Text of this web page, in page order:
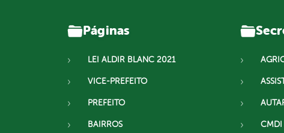
Páginas
LEI ALDIR BLANC 2021
VICE-PREFEITO
PREFEITO
BAIRROS
CMDI